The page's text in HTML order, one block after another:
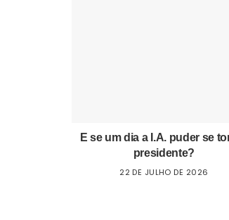
E se um dia a I.A. puder se
presidente?
22 DE JULHO DE 2026